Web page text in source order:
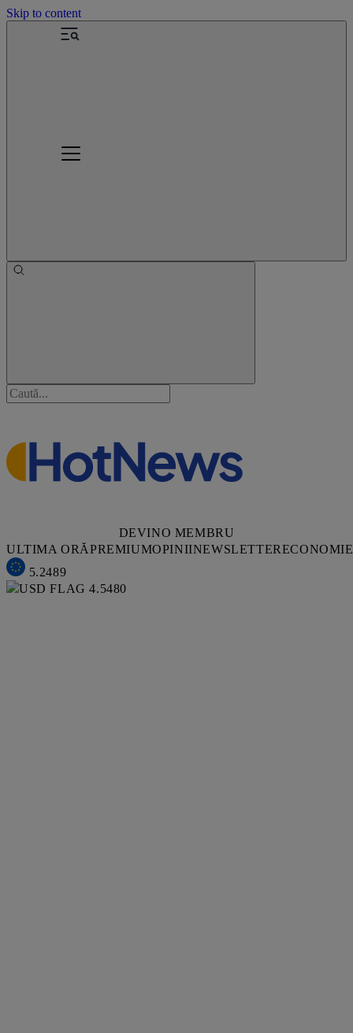
Skip to content
DEVINO MEMBRU
ULTIMA ORĂPREMIUMOPINIINEWSLETTERECONOMIE
5.2489
4.5480